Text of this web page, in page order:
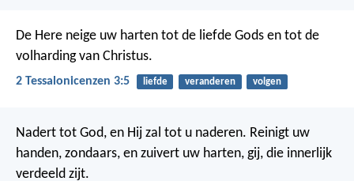
De Here neige uw harten tot de liefde Gods en tot de
volharding van Christus.
2 Tessalonicenzen 3:5 liefde veranderen volgen
Nadert tot God, en Hij zal tot u naderen. Reinigt uw
handen, zondaars, en zuivert uw harten, gij, die innerlijk
verdeeld zijt.